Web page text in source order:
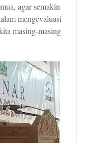
agar semakin
mengevaluasi
masing-masing